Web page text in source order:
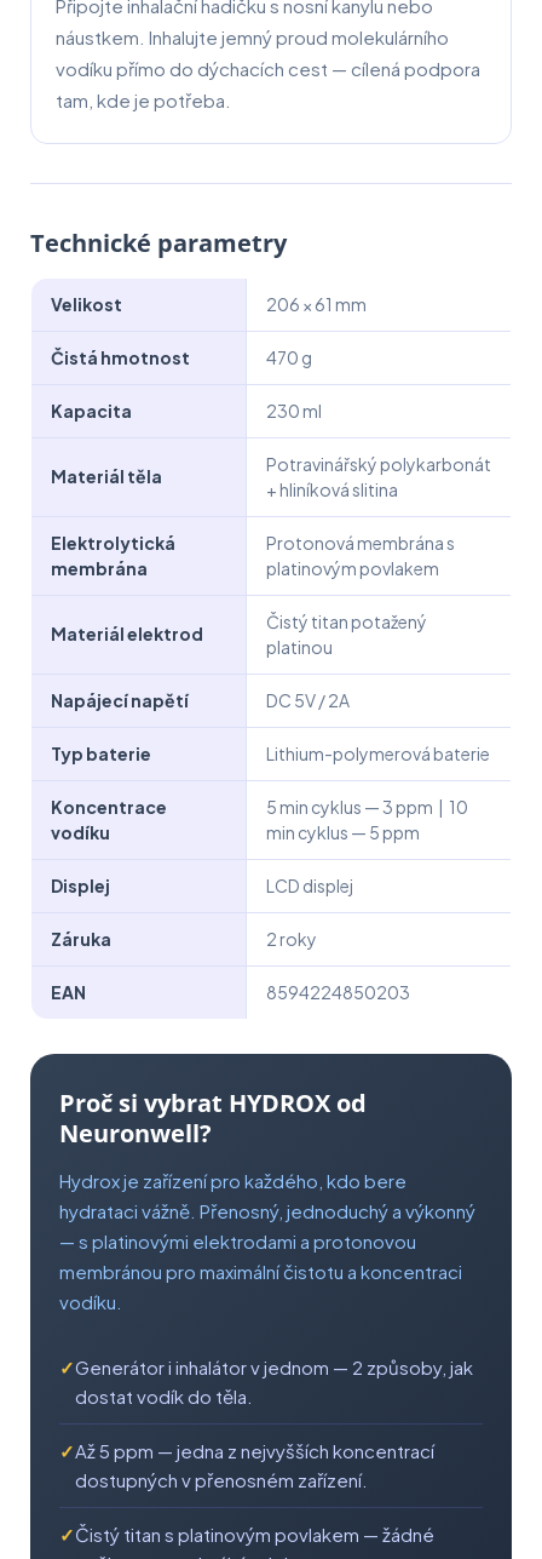
Připojte inhalační hadičku s nosní kanylu nebo
náustkem. Inhalujte jemný proud molekulárního
vodíku přímo do dýchacích cest — cílená podpora
tam, kde je potřeba.
Technické parametry
Velikost 206 × 61 mm
Čistá hmotnost 470 g
Kapacita 230 ml
Materiál těla
Potravinářský polykarbonát
+ hliníková slitina
Elektrolytická
membrána
Protonová membrána s
platinovým povlakem
Materiál elektrod
Čistý titan potažený
platinou
Napájecí napětí DC 5V / 2A
Typ baterie Lithium-polymerová baterie
Koncentrace
vodíku
5 min cyklus — 3 ppm | 10
min cyklus — 5 ppm
Displej LCD displej
Záruka 2 roky
EAN 8594224850203
Proč si vybrat HYDROX od
Neuronwell?
Hydrox je zařízení pro každého, kdo bere
hydrataci vážně. Přenosný, jednoduchý a výkonný
— s platinovými elektrodami a protonovou
membránou pro maximální čistotu a koncentraci
vodíku.
Generátor i inhalátor v jednom — 2 způsoby, jak
dostat vodík do těla.
Až 5 ppm — jedna z nejvyšších koncentrací
dostupných v přenosném zařízení.
Čistý titan s platinovým povlakem — žádné